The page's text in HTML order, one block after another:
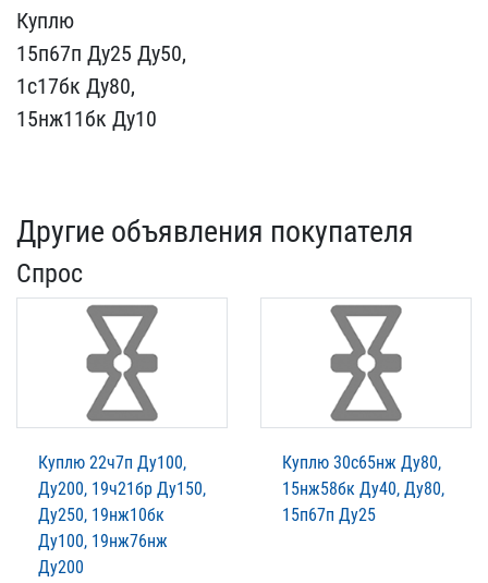
Куплю
15п67п Ду25 Ду50,​
1с17бк Ду80,
15нж11бк​ Ду10
Другие объявления покупателя
Спрос
Куплю 22ч7п Ду100,
Ду200, 19ч21бр Ду150,
Ду250, 19нж10бк
Ду100, 19нж76нж
Ду200
Куплю 30с65нж Ду80,
15нж58бк Ду40, Ду80,
15п67п Ду25